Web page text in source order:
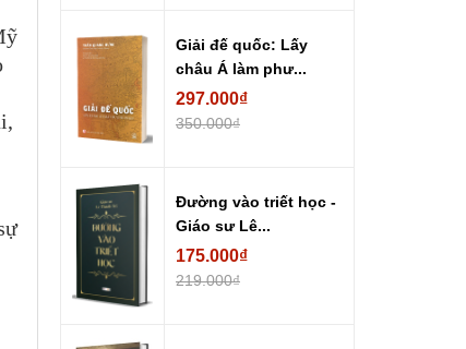
Giải đế quốc: Lấy
châu Á làm phư...
297.000₫
350.000₫
Đường vào triết học -
Giáo sư Lê...
175.000₫
219.000₫